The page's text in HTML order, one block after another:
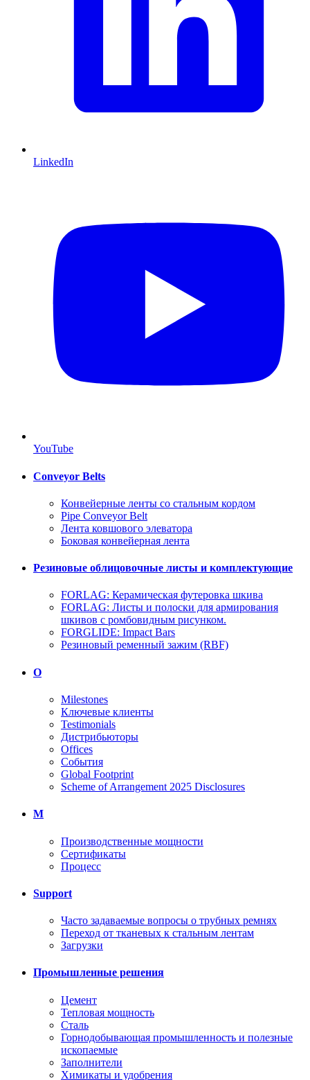
LinkedIn
YouTube
Conveyor Belts
Конвейерные ленты со стальным кордом
Pipe Conveyor Belt
Лента ковшового элеватора
Боковая конвейерная лента
Резиновые облицовочные листы и комплектующие
FORLAG: Керамическая футеровка шкива
FORLAG: Листы и полоски для армирования
шкивов с ромбовидным рисунком.
FORGLIDE: Impact Bars
Резиновый ременный зажим (RBF)
О
Milestones
Ключевые клиенты
Testimonials
Дистрибьюторы
Offices
События
Global Footprint
Scheme of Arrangement 2025 Disclosures
M
Производственные мощности
Сертификаты
Процесс
Support
Часто задаваемые вопросы о трубных ремнях
Переход от тканевых к стальным лентам
Загрузки
Промышленные решения
Цемент
Тепловая мощность
Сталь
Горнодобывающая промышленность и полезные
ископаемые
Заполнители
Химикаты и удобрения